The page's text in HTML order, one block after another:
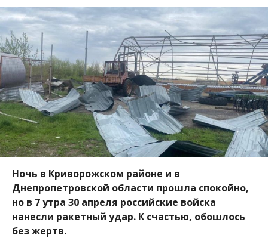
Ночь в Криворожском районе и в
Днепропетровской области прошла спокойно,
но в 7 утра 30 апреля российские войска
нанесли ракетный удар. К счастью, обошлось
без жертв.